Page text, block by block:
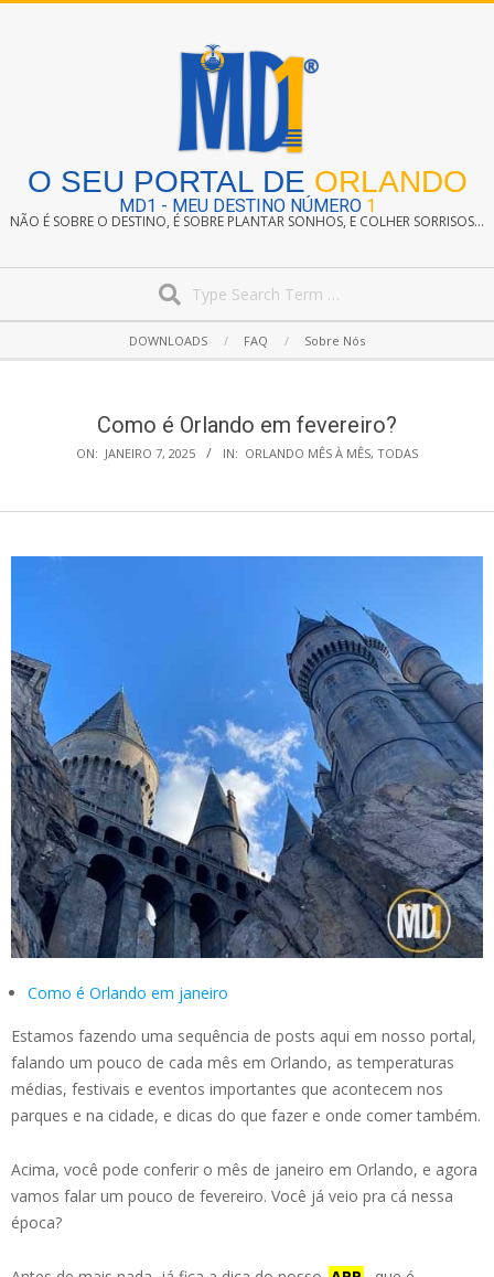
O SEU PORTAL DE ORLANDO
MD1 - MEU DESTINO NÚMERO 1
NÃO É SOBRE O DESTINO, É SOBRE PLANTAR SONHOS, E COLHER SORRISOS...
Navigation
DOWNLOADS FAQ Sobre Nós
Como é Orlando em fevereiro?
ON: JANEIRO 7, 2025 IN: ORLANDO MÊS À MÊS, TODAS
Como é Orlando em janeiro
Estamos fazendo uma sequência de posts aqui em nosso portal,
falando um pouco de cada mês em Orlando, as temperaturas
médias, festivais e eventos importantes que acontecem nos
parques e na cidade, e dicas do que fazer e onde comer também.
Acima, você pode conferir o mês de janeiro em Orlando, e agora
vamos falar um pouco de fevereiro. Você já veio pra cá nessa
época?